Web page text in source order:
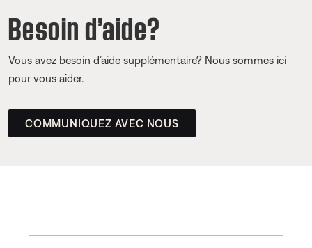
Besoin d’aide?
Vous avez besoin d’aide supplémentaire? Nous sommes ici
pour vous aider.
COMMUNIQUEZ AVEC NOUS